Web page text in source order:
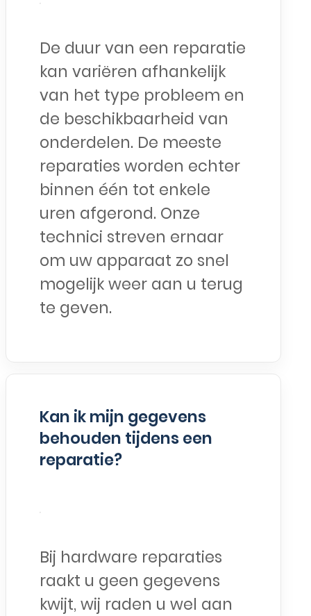
De duur van een reparatie
kan variëren afhankelijk
van het type probleem en
de beschikbaarheid van
onderdelen. De meeste
reparaties worden echter
binnen één tot enkele
uren afgerond. Onze
technici streven ernaar
om uw apparaat zo snel
mogelijk weer aan u terug
te geven.
Kan ik mijn gegevens
behouden tijdens een
reparatie?
Bij hardware reparaties
raakt u geen gegevens
kwijt, wij raden u wel aan